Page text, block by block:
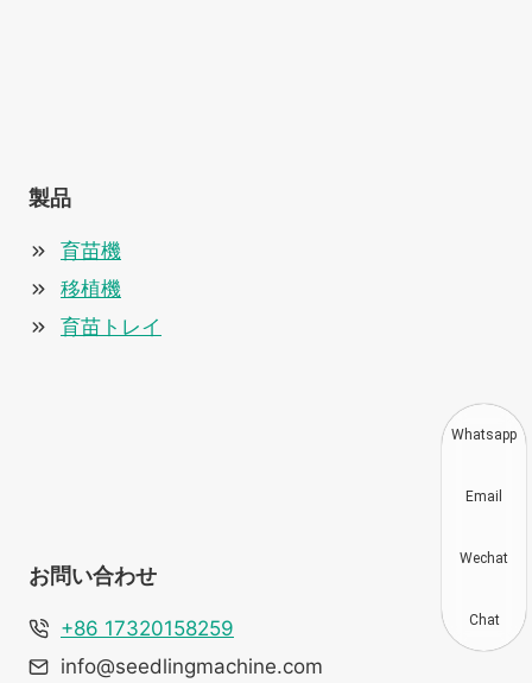
製品
育苗機
移植機
育苗トレイ
お問い合わせ
+86 17320158259
info@seedlingmachine.com
Whatsapp
Email
Wechat
Chat